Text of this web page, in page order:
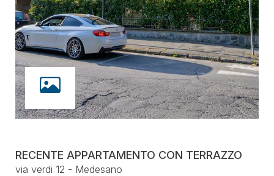
RECENTE APPARTAMENTO CON TERRAZZO
via verdi 12 - Medesano